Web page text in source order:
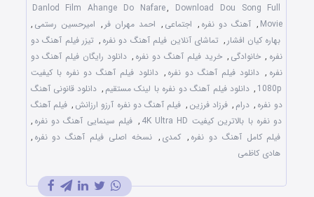
Danlod Film Ahange Do Nafare, Download Dou Song Full
Movie
, آهنگ دو نفره , اجتماعی , احمد مهران فر , امیرحسین رستمی ,
بهاره کیان افشار , تماشای آنلاین فیلم آهنگ دو نفره , تیزر فیلم آهنگ دو
نفره , خانوادگی , خرید فیلم آهنگ دو نفره , دانلود رایگان فیلم آهنگ دو
نفره , دانلود فیلم آهنگ دو نفره , دانلود فیلم آهنگ دو نفره با کیفیت
1080p
, دانلود فیلم آهنگ دو نفره با لینک مستقیم , دانلود قانونی آهنگ
دو نفره , درام , فرزاد فرزین , فیلم آهنگ دو نفره آرزو ارزانش , فیلم آهنگ
دو نفره با بالاترین کیفیت 4K Ultra HD
, فیلم سینمایی آهنگ دو نفره ,
فیلم کامل آهنگ دو نفره , کمدی , نسخه اصلی فیلم آهنگ دو نفره ,
هادی کاظمی